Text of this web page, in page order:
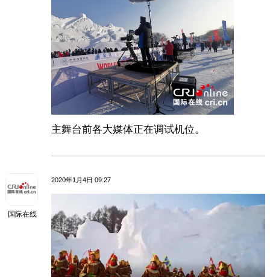
主舞台前各大媒体正在调试机位。
国际在线
2020年1月4日 09:27